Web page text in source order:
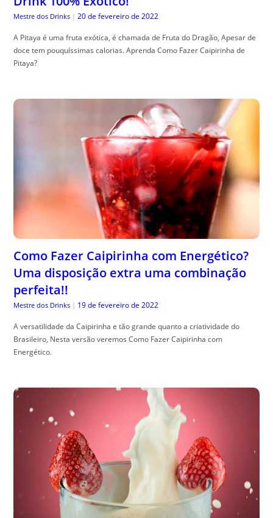
Mestre dos Drinks | 20 de fevereiro de 2022
A Pitaya é uma fruta exótica, é chamada de Fruta do Dragão, Apesar de
doce tem pouquíssimas calorias. Aprenda Como Fazer Caipirinha de
Pitaya?
Como Fazer Caipirinha com Energético?
Uma disposição extra uma combinação
perfeita!!
Mestre dos Drinks | 19 de fevereiro de 2022
A versatilidade da Caipirinha e tão grande quanto a criatividade do
Brasileiro, Nesta versão veremos Como Fazer Caipirinha com
Energético.